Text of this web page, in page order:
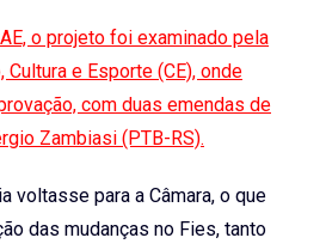
o projeto foi examinado pela
e Esporte (CE), onde
com duas emendas de
Zambiasi (PTB-RS).
voltasse para a Câmara, o que
das mudanças no Fies, tanto